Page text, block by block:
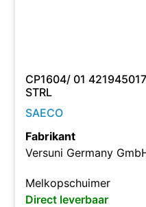
CP1604/ 01
STRL
SAECO
Fabrikant
Versuni Germany
Melkopschuimer
Direct leverbaar